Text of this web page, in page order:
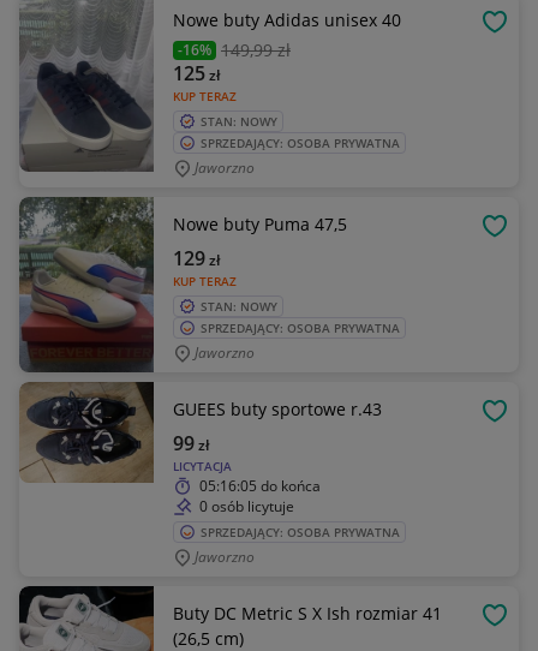
Nowe buty Adidas unisex 40
-16% 149,99 zł
KUP TERAZ
125zł
STAN: NOWY
SPRZEDAJĄCY: OSOBA PRYWATNA
Jaworzno
Nowe buty Puma 47,5
KUP TERAZ
129zł
STAN: NOWY
SPRZEDAJĄCY: OSOBA PRYWATNA
Jaworzno
GUEES buty sportowe r.43
LICYTACJA
99zł
05:16:05 do końca
0 osób licytuje
SPRZEDAJĄCY: OSOBA PRYWATNA
Jaworzno
Buty DC Metric S X Ish rozmiar 41
(26,5 cm)